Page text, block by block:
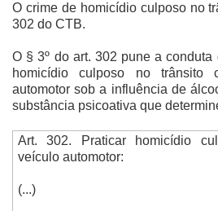
O crime de homicídio culposo no
302 do CTB.
O § 3º do art. 302 pune a
homicídio culposo no trânsito
automotor sob a influência de
substância psicoativa que
Art. 302. Praticar homicídio
veículo automotor:
(...)